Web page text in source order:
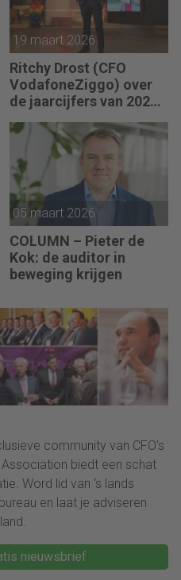
19 maart 2026
Ritchy Drost (CFO
VodafoneZiggo) over
de jaarcijfers van 2025:
“In ons strategisch plan
hebben we bewust
gekozen om nu te
investeren. De eerste
resultaten zijn al
zichtbaar.”
05 maart 2026
COLUMN – Pieter de
Kok: de auditor in
beweging krijgen
community van CFO's
Association biedt een schat
Word lid van ‘s lands
en laat je adviseren
nieuwsbrief